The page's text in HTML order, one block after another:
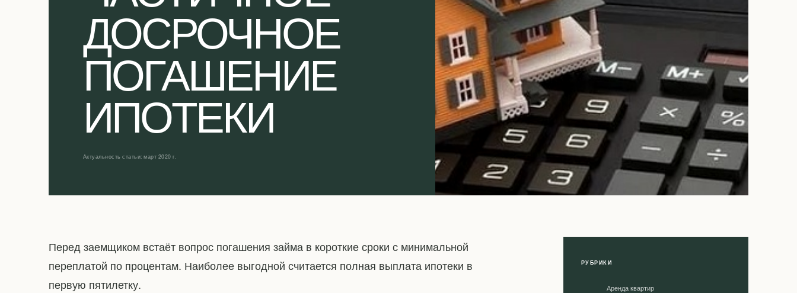
ДОСРОЧНОЕ
ПОГАШЕНИЕ
ИПОТЕКИ
Актуальность статьи: март 2020 г.
Перед заемщиком встаёт вопрос погашения займа в короткие сроки с минимальной
переплатой по процентам. Наиболее выгодной считается полная выплата ипотеки в
первую пятилетку.
РУБРИКИ
Аренда квартир